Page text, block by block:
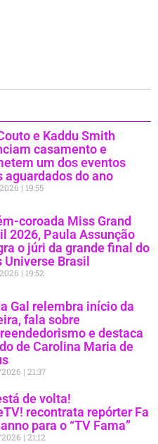
e Kaddu Smith
casamento e
um dos eventos
aguardados do ano
19:55
coroada Miss Grand
2026, Paula Assunção
o júri da grande final do
Universe Brasil
19:52
Gal relembra início da
fala sobre
e destaca
de Carolina Maria de
21:37
de volta!
recontrata repórter Fa
para o “TV Fama”
21:12